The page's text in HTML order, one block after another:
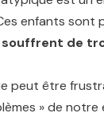
enfants
souffrent de
peut être
» de notre